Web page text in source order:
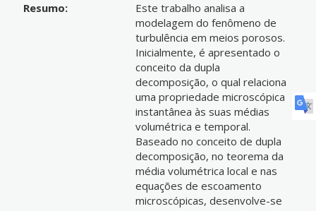
Resumo:
Este trabalho analisa a
modelagem do fenômeno de
turbulência em meios porosos.
Inicialmente, é apresentado o
conceito da dupla
decomposição, o qual relaciona
uma propriedade microscópica
instantânea às suas médias
volumétrica e temporal.
Baseado no conceito de dupla
decomposição, no teorema da
média volumétrica local e nas
equações de escoamento
microscópicas, desenvolve-se